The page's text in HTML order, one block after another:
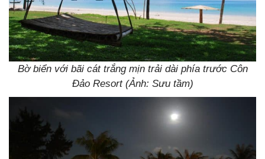
Bờ biển với bãi cát trắng mịn trải dài phía trước Côn
Đảo Resort (Ảnh: Sưu tầm)